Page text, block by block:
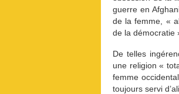
guerre en
de la femme, «
de la démocratie
De telles
une religion «
femme
toujours servi